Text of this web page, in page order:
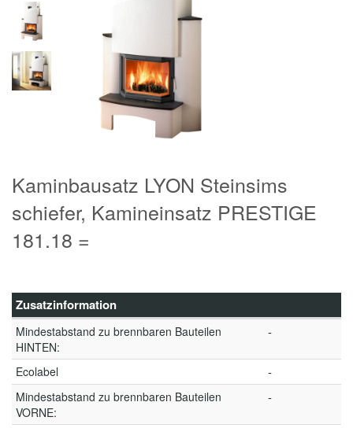
Kaminbausatz LYON Steinsims
schiefer, Kamineinsatz PRESTIGE
181.18 =
Zusatzinformation
Mindestabstand zu brennbaren Bauteilen
HINTEN:
-
Ecolabel -
Mindestabstand zu brennbaren Bauteilen
VORNE:
-